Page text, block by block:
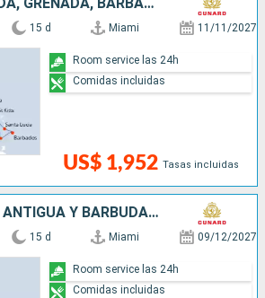
ANTIGUA Y BARBUDA, GRENADA, BARBADOS, SANTA LUCIA, SAN MARTÍN, ESTADOS UNIDOS
15 d Miami 11/11/2027
US$ 1,952 Tasas incluidas
Room service las 24h
Comidas incluidas
ESTADOS UNIDOS, ANTIGUA Y BARBUDA, SAN VINCENT Y LAS GRANADINAS, BARBADOS, GRENADA, SAN MARTÍN
15 d Miami 09/12/2027
Room service las 24h
Comidas incluidas